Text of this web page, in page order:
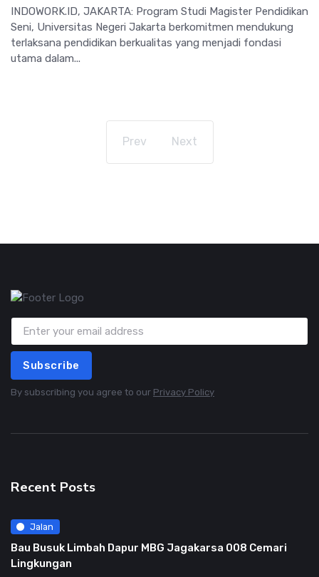
INDOWORK.ID, JAKARTA: Program Studi Magister Pendidikan
Seni, Universitas Negeri Jakarta berkomitmen mendukung
terlaksana pendidikan berkualitas yang menjadi fondasi
utama dalam...
Prev Next
Subscribe
By subscribing you agree to our Privacy Policy
Recent Posts
Jalan
Bau Busuk Limbah Dapur MBG Jagakarsa 008 Cemari
Lingkungan